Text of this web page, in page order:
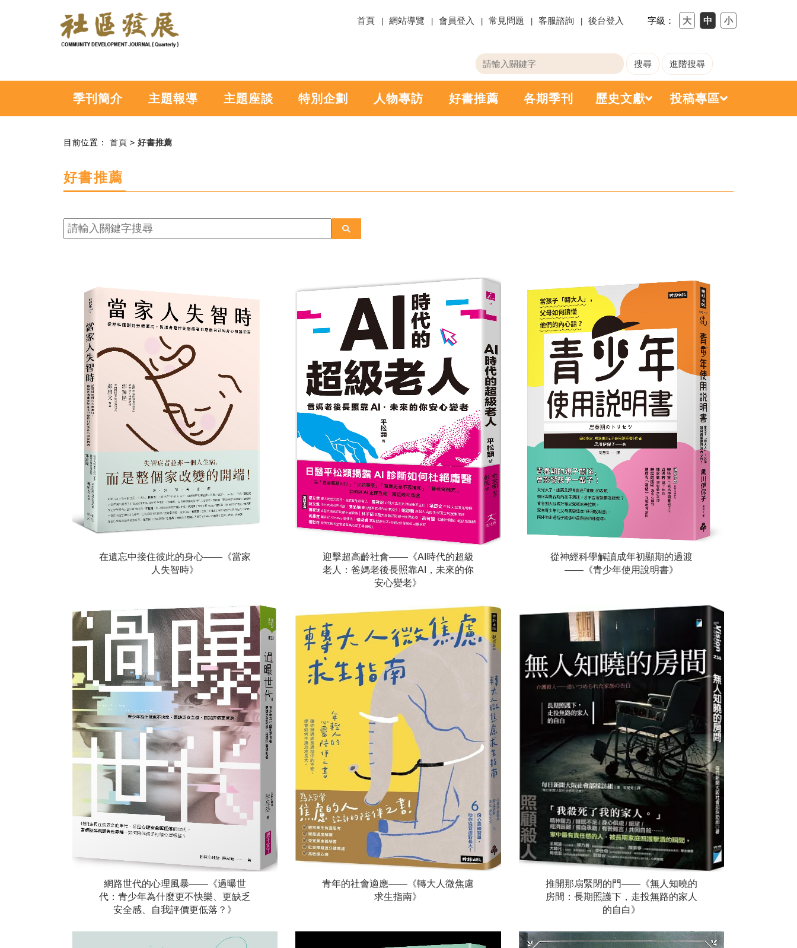
跳到主要內容社
區
展
季
刊
首頁 網站導覽 會員登入 常見問題 客服諮詢 後台登入 字級：
關
鍵
字
尋
請
輸
入
鍵
字
季刊簡介 主題報導 主題座談 特別企劃 人物專訪 好書推薦 各期季刊 歷史文獻 投稿專區
目前位置：首頁> 好書推薦
好書推薦
請
輸
搜
尋
在遺忘中接住彼此的身心——《當家
人失智時》
迎擊超高齡社會——《AI時代的超級
老人：爸媽老後長照靠AI，未來的你
安心變老》
從神經科學解讀成年初顯期的過渡
——《青少年使用說明書》
網路世代的心理風暴——《過曝世
代：青少年為什麼更不快樂、更缺乏
安全感、自我評價更低落？》
青年的社會適應——《轉大人微焦慮
求生指南》
推開那扇緊閉的門——《無人知曉的
房間：長期照護下，走投無路的家人
的自白》